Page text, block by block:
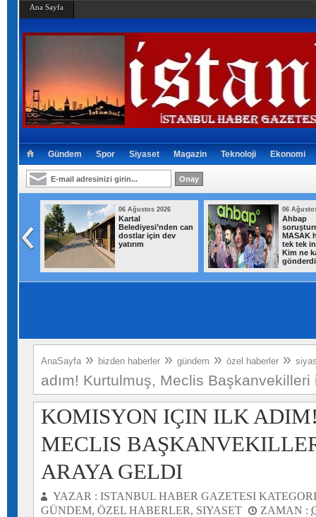
Ana Sayfa
Gündem Spor Siyaset Magazin Teknoloji Ekonomi
karşı
06 Ağustos 2026
Kartal
Belediyesi’nden can
dostlar için dev
yatırım
06
Ahbap
MASAK
tek tek
Kim ne
AnaSayfa » bizden haberler » gündem » özel haberler »
adım! Kurtulmuş, Meclis
KOMISYON IÇIN ILK
MECLIS
ARAYA GELDI
YAZAR : ISTANBUL HABER GAZETESI
GÜNDEM, ÖZEL HABERLER, SIYASET ZAMAN :